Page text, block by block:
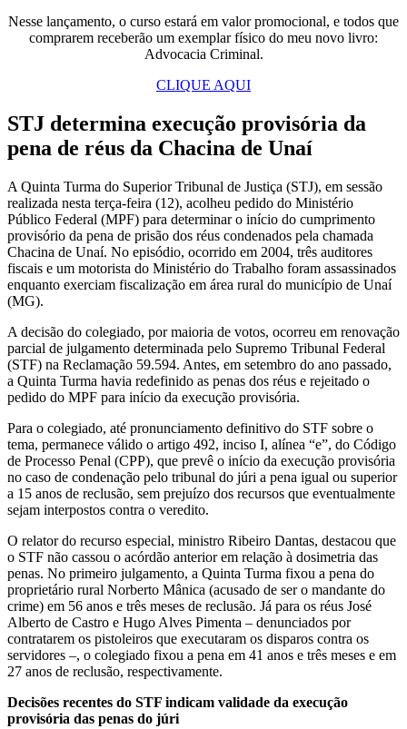
Nesse lançamento, o curso estará em valor promocional, e todos que
comprarem receberão um exemplar físico do meu novo livro:
Advocacia Criminal.
CLIQUE AQUI
STJ determina execução provisória da
pena de réus da Chacina de Unaí
A Quinta Turma do Superior Tribunal de Justiça (STJ), em sessão
realizada nesta terça-feira (12), acolheu pedido do Ministério
Público Federal (MPF) para determinar o início do cumprimento
provisório da pena de prisão dos réus condenados pela chamada
Chacina de Unaí. No episódio, ocorrido em 2004, três auditores
fiscais e um motorista do Ministério do Trabalho foram assassinados
enquanto exerciam fiscalização em área rural do município de Unaí
(MG).
A decisão do colegiado, por maioria de votos, ocorreu em renovação
parcial de julgamento determinada pelo Supremo Tribunal Federal
(STF) na Reclamação 59.594. Antes, em setembro do ano passado,
a Quinta Turma havia redefinido as penas dos réus e rejeitado o
pedido do MPF para início da execução provisória.
Para o colegiado, até pronunciamento definitivo do STF sobre o
tema, permanece válido o artigo 492, inciso I, alínea “e”, do Código
de Processo Penal (CPP), que prevê o início da execução provisória
no caso de condenação pelo tribunal do júri a pena igual ou superior
a 15 anos de reclusão, sem prejuízo dos recursos que eventualmente
sejam interpostos contra o veredito.
O relator do recurso especial, ministro Ribeiro Dantas, destacou que
o STF não cassou o acórdão anterior em relação à dosimetria das
penas. No primeiro julgamento, a Quinta Turma fixou a pena do
proprietário rural Norberto Mânica (acusado de ser o mandante do
crime) em 56 anos e três meses de reclusão. Já para os réus José
Alberto de Castro e Hugo Alves Pimenta – denunciados por
contratarem os pistoleiros que executaram os disparos contra os
servidores –, o colegiado fixou a pena em 41 anos e três meses e em
27 anos de reclusão, respectivamente.
Decisões recentes do STF indicam validade da execução
provisória das penas do júri